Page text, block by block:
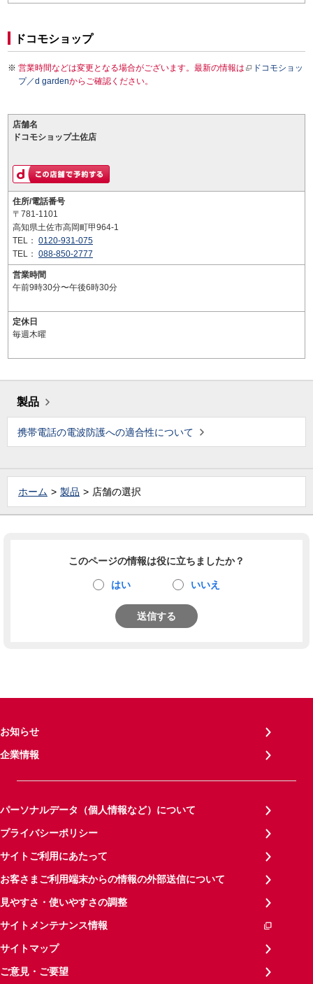
ドコモショップ
営業時間などは変更となる場合がございます。最新の情報は
ドコモショッ
プ／d gardenからご確認ください。
店舗名
ドコモショップ土佐店
住所/電話番号
〒781-1101
高知県土佐市高岡町甲964-1
TEL： 0120-931-075
TEL： 088-850-2777
営業時間
午前9時30分〜午後6時30分
定休日
毎週木曜
製品
携帯電話の電波防護への適合性について
ホーム 製品 店舗の選択
このページの情報は役に立ちましたか？
はい いいえ
送信する
お知らせ
企業情報
パーソナルデータ（個人情報など）について
プライバシーポリシー
サイトご利用にあたって
お客さまご利用端末からの情報の外部送信について
見やすさ・使いやすさの調整
サイトメンテナンス情報
サイトマップ
ご意見・ご要望